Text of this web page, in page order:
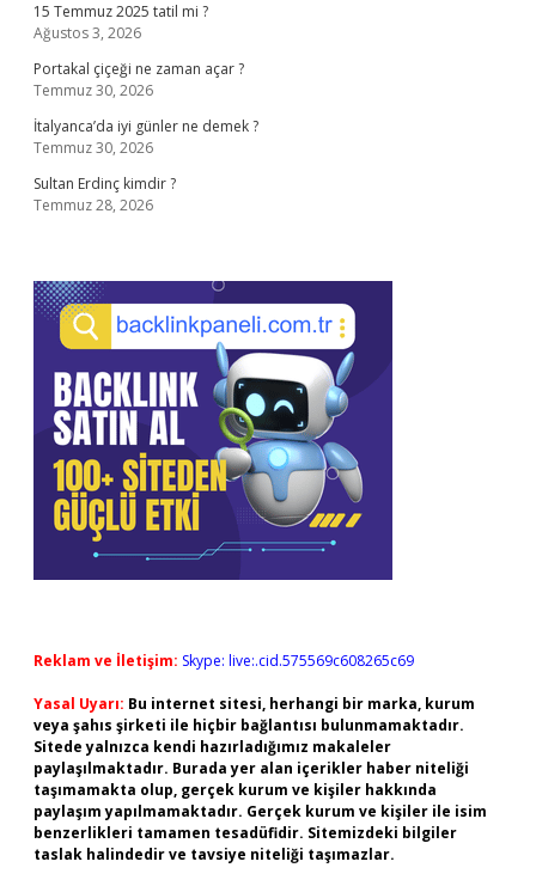
15 Temmuz 2025 tatil mi ?
Ağustos 3, 2026
Portakal çiçeği ne zaman açar ?
Temmuz 30, 2026
İtalyanca’da iyi günler ne demek ?
Temmuz 30, 2026
Sultan Erdinç kimdir ?
Temmuz 28, 2026
Reklam ve İletişim: Skype: live:.cid.575569c608265c69
Yasal Uyarı: Bu internet sitesi, herhangi bir marka, kurum
veya şahıs şirketi ile hiçbir bağlantısı bulunmamaktadır.
Sitede yalnızca kendi hazırladığımız makaleler
paylaşılmaktadır. Burada yer alan içerikler haber niteliği
taşımamakta olup, gerçek kurum ve kişiler hakkında
paylaşım yapılmamaktadır. Gerçek kurum ve kişiler ile isim
benzerlikleri tamamen tesadüfidir. Sitemizdeki bilgiler
taslak halindedir ve tavsiye niteliği taşımazlar.